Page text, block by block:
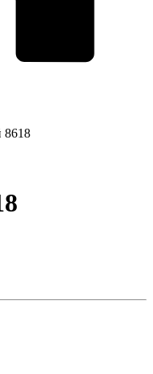
8618